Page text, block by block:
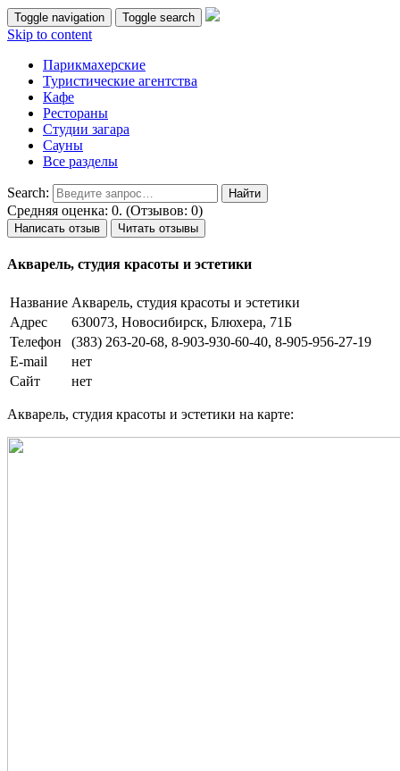
Toggle navigation Toggle search
Skip to content
Парикмахерские
Туристические агентства
Кафе
Рестораны
Студии загара
Сауны
Все разделы
Search:
Средняя оценка: 0. (Отзывов: 0)
Написать отзыв Читать отзывы
Акварель, студия красоты и эстетики
Название Акварель, студия красоты и эстетики
Адрес
630073, Новосибирск, Блюхера, 71Б
Телефон
(383) 263-20-68, 8-903-930-60-40, 8-905-956-27-19
E-mail
нет
Сайт
нет
Акварель, студия красоты и эстетики на карте: